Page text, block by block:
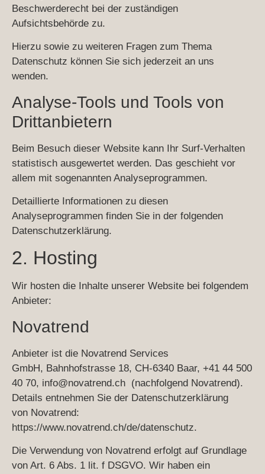
Beschwerderecht bei der zuständigen
Aufsichtsbehörde zu.
Hierzu sowie zu weiteren Fragen zum Thema
Datenschutz können Sie sich jederzeit an uns
wenden.
Analyse-Tools und Tools von
Dritt­anbietern
Beim Besuch dieser Website kann Ihr Surf-Verhalten
statistisch ausgewertet werden. Das geschieht vor
allem mit sogenannten Analyseprogrammen.
Detaillierte Informationen zu diesen
Analyseprogrammen finden Sie in der folgenden
Datenschutzerklärung.
2. Hosting
Wir hosten die Inhalte unserer Website bei folgendem
Anbieter:
Novatrend
Anbieter ist die Novatrend Services
GmbH, Bahnhofstrasse 18, CH-6340 Baar, +41 44 500
40 70, info@novatrend.ch (nachfolgend Novatrend).
Details entnehmen Sie der Datenschutzerklärung
von Novatrend:
https://www.novatrend.ch/de/datenschutz.
Die Verwendung von Novatrend erfolgt auf Grundlage
von Art. 6 Abs. 1 lit. f DSGVO. Wir haben ein